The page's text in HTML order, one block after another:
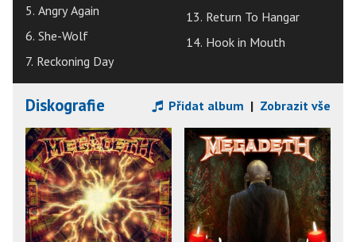
5. Angry Again
6. She-Wolf
7. Reckoning Day
13. Return To Hangar
14. Hook in Mouth
Diskografie Přidat album | Zobrazit vše